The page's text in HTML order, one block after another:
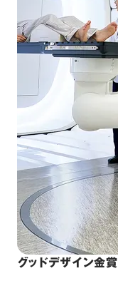
グッドデザイン金賞